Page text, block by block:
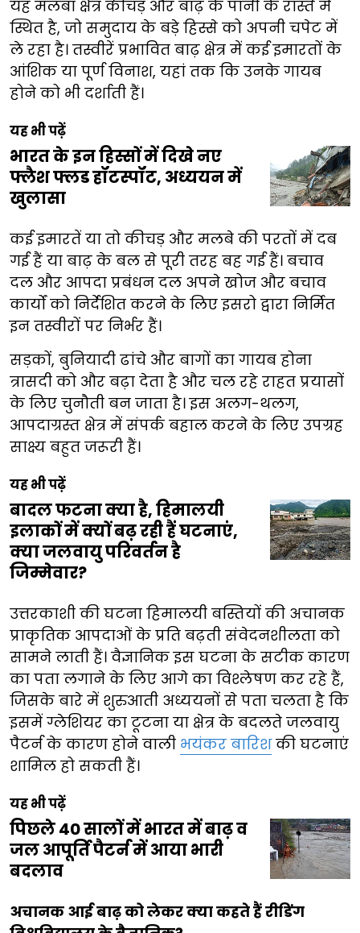
यह मलबा क्षेत्र कीचड़ और बाढ़ के पानी के रास्ते में
स्थित है, जो समुदाय के बड़े हिस्से को अपनी चपेट में
ले रहा है। तस्वीरें प्रभावित बाढ़ क्षेत्र में कई इमारतों के
आंशिक या पूर्ण विनाश, यहां तक कि उनके गायब
होने को भी दर्शाती हैं।
यह भी पढ़ें
भारत के इन हिस्सों में दिखे नए
फ्लैश फ्लड हॉटस्पॉट, अध्ययन में
खुलासा
कई इमारतें या तो कीचड़ और मलबे की परतों में दब
गई हैं या बाढ़ के बल से पूरी तरह बह गई हैं। बचाव
दल और आपदा प्रबंधन दल अपने खोज और बचाव
कार्यों को निर्देशित करने के लिए इसरो द्वारा निर्मित
इन तस्वीरों पर निर्भर हैं।
सड़कों, बुनियादी ढांचे और बागों का गायब होना
त्रासदी को और बढ़ा देता है और चल रहे राहत प्रयासों
के लिए चुनौती बन जाता है। इस अलग-थलग,
आपदाग्रस्त क्षेत्र में संपर्क बहाल करने के लिए उपग्रह
साक्ष्य बहुत जरूरी हैं।
यह भी पढ़ें
बादल फटना क्या है, हिमालयी
इलाकों में क्यों बढ़ रही हैं घटनाएं,
क्या जलवायु परिवर्तन है
जिम्मेवार?
उत्तरकाशी की घटना हिमालयी बस्तियों की अचानक
प्राकृतिक आपदाओं के प्रति बढ़ती संवेदनशीलता को
सामने लाती हैं। वैज्ञानिक इस घटना के सटीक कारण
का पता लगाने के लिए आगे का विश्लेषण कर रहे हैं,
जिसके बारे में शुरुआती अध्ययनों से पता चलता है कि
इसमें ग्लेशियर का टूटना या क्षेत्र के बदलते जलवायु
पैटर्न के कारण होने वाली भयंकर बारिशकी घटनाएं
शामिल हो सकती हैं।
यह भी पढ़ें
पिछले 40 सालों में भारत में बाढ़ व
जल आपूर्ति पैटर्न में आया भारी
बदलाव
अचानक आई बाढ़ को लेकर क्या कहते हैं रीडिंग